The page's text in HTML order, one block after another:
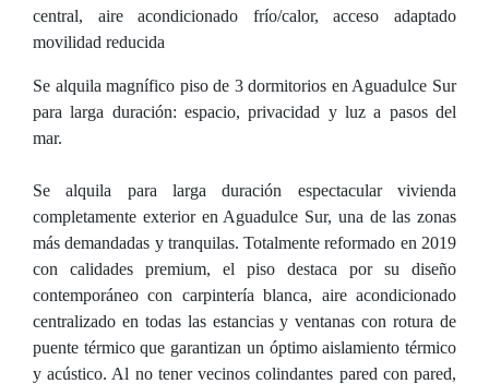
central, aire acondicionado frío/calor, acceso adaptado
movilidad reducida
Se alquila magnífico piso de 3 dormitorios en Aguadulce Sur
para larga duración: espacio, privacidad y luz a pasos del
mar.
Se alquila para larga duración espectacular vivienda
completamente exterior en Aguadulce Sur, una de las zonas
más demandadas y tranquilas. Totalmente reformado en 2019
con calidades premium, el piso destaca por su diseño
contemporáneo con carpintería blanca, aire acondicionado
centralizado en todas las estancias y ventanas con rotura de
puente térmico que garantizan un óptimo aislamiento térmico
y acústico. Al no tener vecinos colindantes pared con pared,